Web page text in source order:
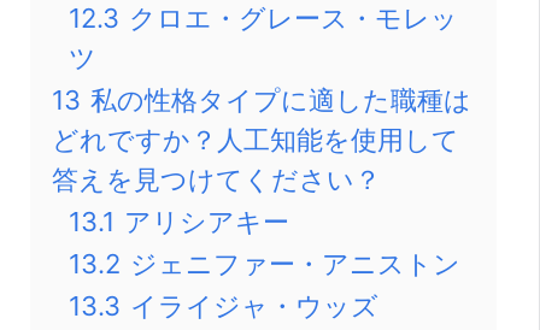
12.3 クロエ・グレース・モレッ
ツ
13 私の性格タイプに適した職種は
どれですか？人工知能を使用して
答えを見つけてください？
13.1 アリシアキー
13.2 ジェニファー・アニストン
13.3 イライジャ・ウッズ